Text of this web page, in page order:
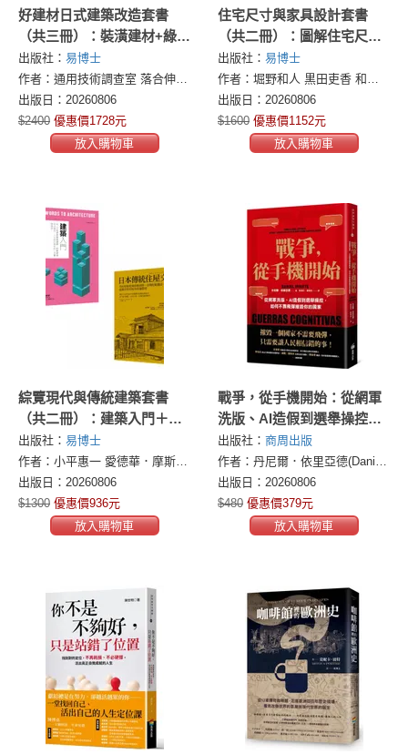
好建材日式建築改造套書
（共三冊）：裝潢建材+綠建
材+日式建築改造
出版社： 易博士
作者：通用技術調查室 落合伸光 大江忍 大場隆博 山田知平 田園都市建築家之會 中尾英己 田井勝馬 高橋隆博 一條美賀、河邊近、秋田憲二
出版日：20260806
$2400 優惠價1728元
放入購物車
住宅尺寸與家具設計套書
（共二冊）：圖解住宅尺寸
全書+家具設計
出版社： 易博士
作者：堀野和人 黒田吏香 和田浩一
出版日：20260806
$1600 優惠價1152元
放入購物車
綜覽現代與傳統建築套書
（共二冊）：建築入門＋日
本傳統住屋文化
出版社： 易博士
作者：小平惠一 愛德華．摩斯(Edward Sylvester Morse)
出版日：20260806
$1300 優惠價936元
放入購物車
戰爭，從手機開始：從網軍
洗版、AI造假到選舉操控，
如何不靠飛彈摧毀你的國家
出版社： 商周出版
作者：丹尼爾．依里亞德(Daniel Iriarte)
出版日：20260806
$480 優惠價379元
放入購物車